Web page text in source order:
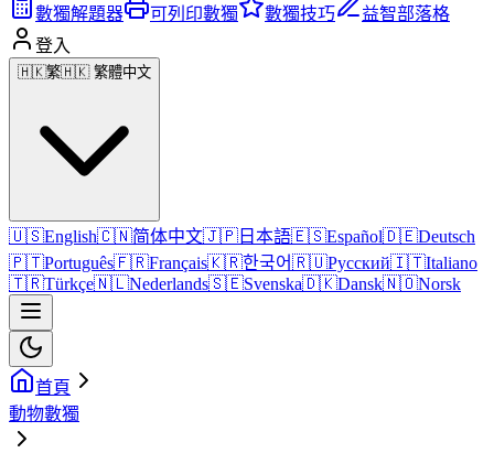
數獨解題器 可列印數獨 數獨技巧
益智部落格
登入
🇭🇰繁🇭🇰 繁體中文
🇺🇸English🇨🇳简体中文🇯🇵 日本語🇪🇸Español🇩🇪Deutsch
🇵🇹Português🇫🇷Français🇰🇷한국어🇷🇺Русский🇮🇹Italiano
🇹🇷Türkçe🇳🇱Nederlands🇸🇪Svenska🇩🇰Dansk🇳🇴Norsk
首頁
動物數獨